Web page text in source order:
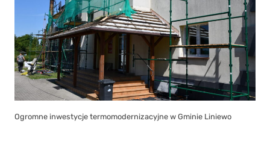
Ogromne inwestycje termomodernizacyjne w Gminie Liniewo